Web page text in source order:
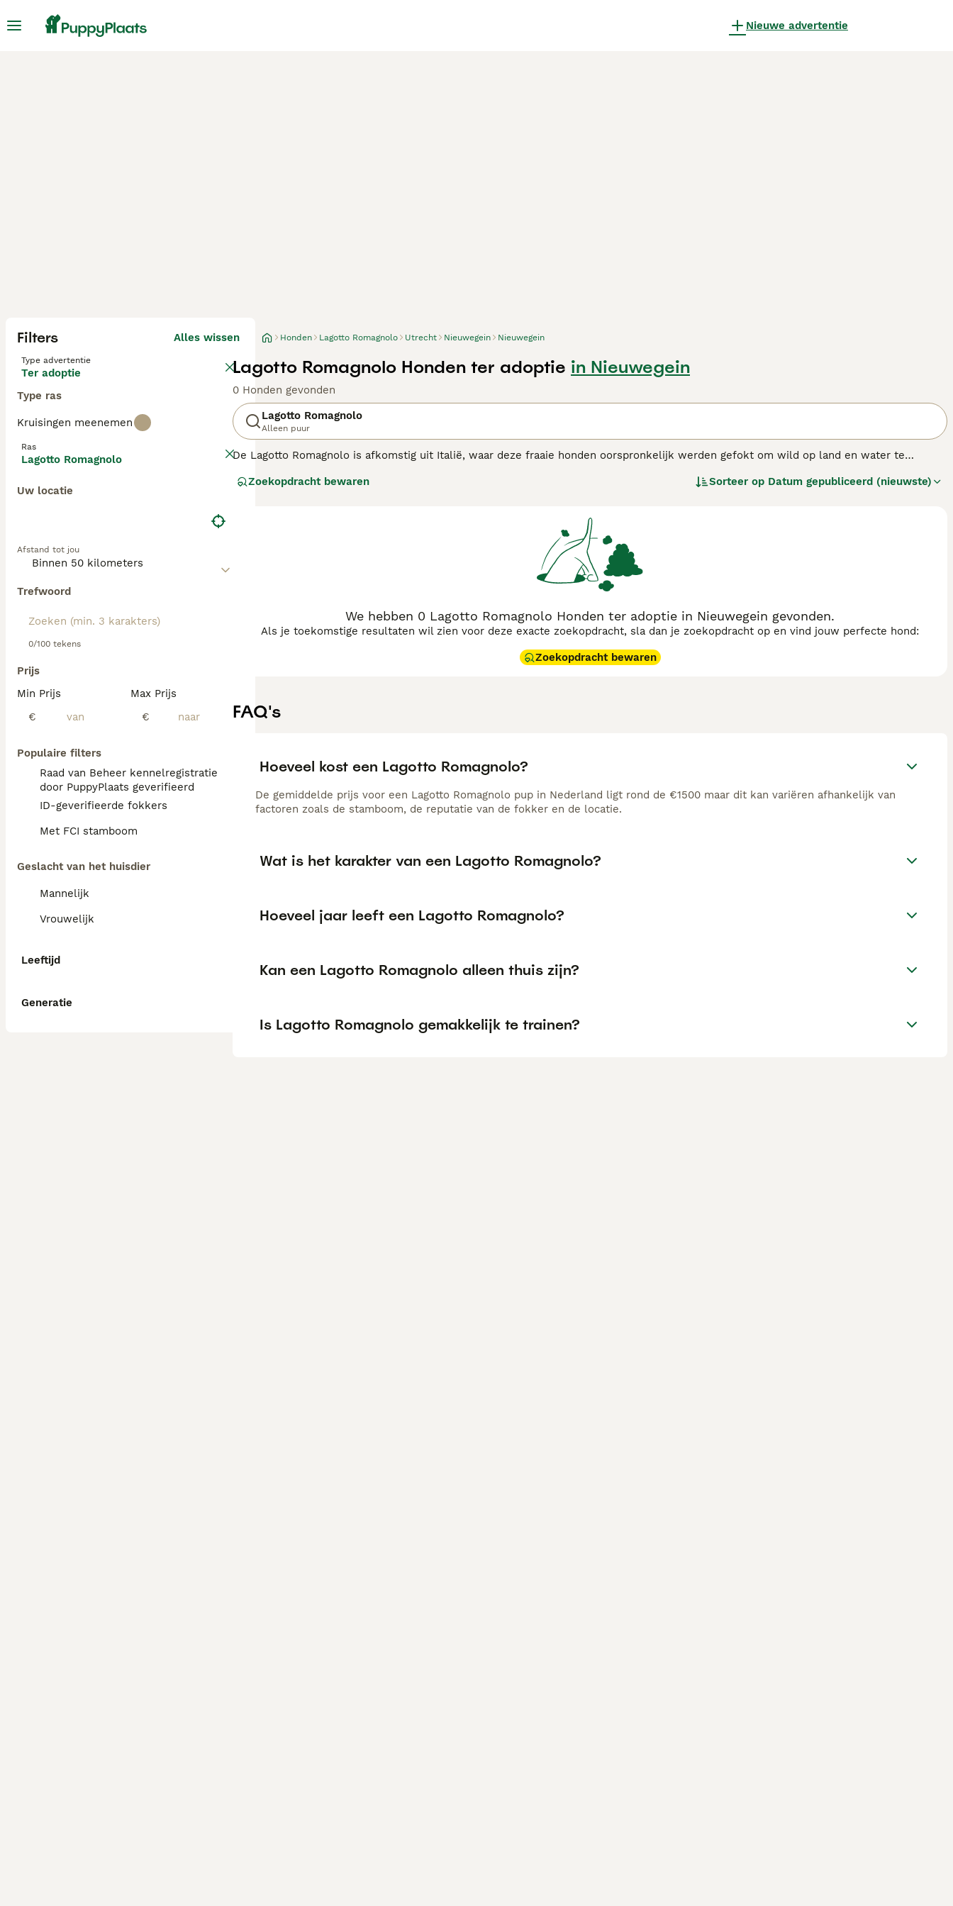
Nieuwe advertentie
Filters Alles wissen
Type advertentie
Ter adoptie
Type ras
Kruisingen meenemen
Ras
Lagotto Romagnolo
Uw locatie
Afstand tot jou
Trefwoord
0/100 tekens
Prijs
Min Prijs
€
Max Prijs
€
Populaire filters
Raad van Beheer kennelregistratie
door PuppyPlaats geverifieerd
ID-geverifieerde fokkers
Met FCI stamboom
Geslacht van het huisdier
Mannelijk
Vrouwelijk
Leeftijd
Generatie
Honden Lagotto Romagnolo Utrecht Nieuwegein Nieuwegein
Lagotto Romagnolo Honden ter adoptie in Nieuwegein
0 Honden gevonden
Lagotto Romagnolo
Alleen puur
De Lagotto Romagnolo is afkomstig uit Italië, waar deze fraaie honden oorspronkelijk werden gefokt om wild op land en water te
omdat ze over een enorm goed ontwikkeld reukvermogen beschikken en daarom vaak worden ingezet om de gewilde truffels in de
Zoekopdracht bewaren Sorteer op Datum gepubliceerd (nieuwste)
We hebben 0 Lagotto Romagnolo Honden ter adoptie in Nieuwegein gevonden.
Als je toekomstige resultaten wil zien voor deze exacte zoekopdracht, sla dan je zoekopdracht op en vind jouw perfecte hond:
Zoekopdracht bewaren
FAQ's
Hoeveel kost een Lagotto Romagnolo?
De gemiddelde prijs voor een Lagotto Romagnolo pup in Nederland ligt rond de €1500 maar dit kan variëren afhankelijk van
factoren zoals de stamboom, de reputatie van de fokker en de locatie.
Wat is het karakter van een Lagotto Romagnolo?
Hoeveel jaar leeft een Lagotto Romagnolo?
Kan een Lagotto Romagnolo alleen thuis zijn?
Is Lagotto Romagnolo gemakkelijk te trainen?